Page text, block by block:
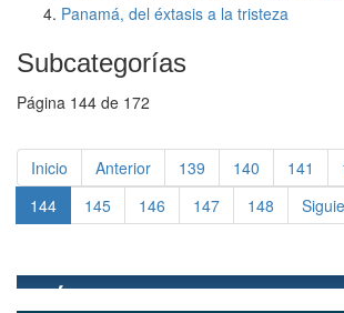
Panamá, del éxtasis a la tristeza
Subcategorías
Página 144 de 172
Inicio Anterior 139 140 141
144
145 146 147 148